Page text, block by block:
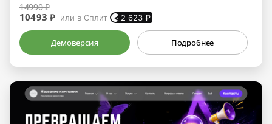
14990 ₽
10493 ₽ или в Сплит 2 623 ₽
Демоверсия Подробнее